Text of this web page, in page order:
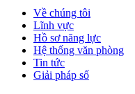
Về chúng tôi
Lĩnh vực
Hồ sơ năng lực
Hệ thống văn phòng
Tin tức
Giải pháp số